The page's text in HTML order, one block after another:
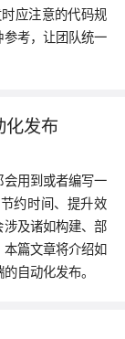
应注意的代码规
考，让团队统一
发布
用到或者编写一
约时间、提升效
及诸如构建、部
篇文章将介绍如
自动化发布。